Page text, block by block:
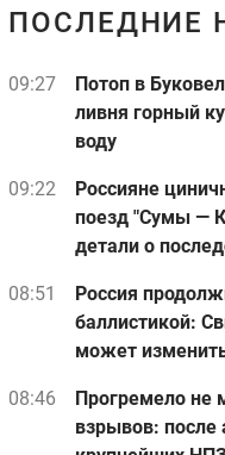
ПОСЛЕДНИЕ
09:27
Потоп в
ливня горный
воду
09:22
Россияне
поезд "Сумы —
детали о
08:51
Россия
баллистикой:
может
08:46
Прогремело не
взрывов: после